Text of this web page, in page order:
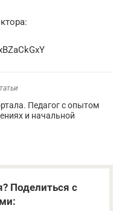
Педагог с опытом
и начальной
Поделиться с